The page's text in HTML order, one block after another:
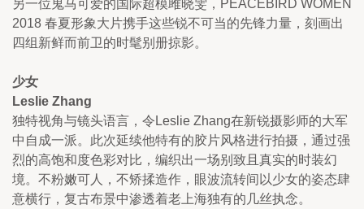
另一位鬼马可爱的国际超模雎晓雯，PEACEBIRD WOMEN
2018 春夏形象大片携手这些锐不可当的先锋力量，刻画出
四组新鲜而前卫的时髦别册掠影。
少女
Leslie Zhang
独特视角与镜头语言，令Leslie Zhang在新锐摄影师的大军
中自成一派。此次延续他特有的胶片风格进行拍摄，通过强
烈的高饱和度色彩对比，编织出一场别致且真实的时装幻
境。不粉嫩可人，不矫揉造作，眼波流转间以少女的姿态肆
意横行，复古布景中渗透着老上海独有的几丝执念。